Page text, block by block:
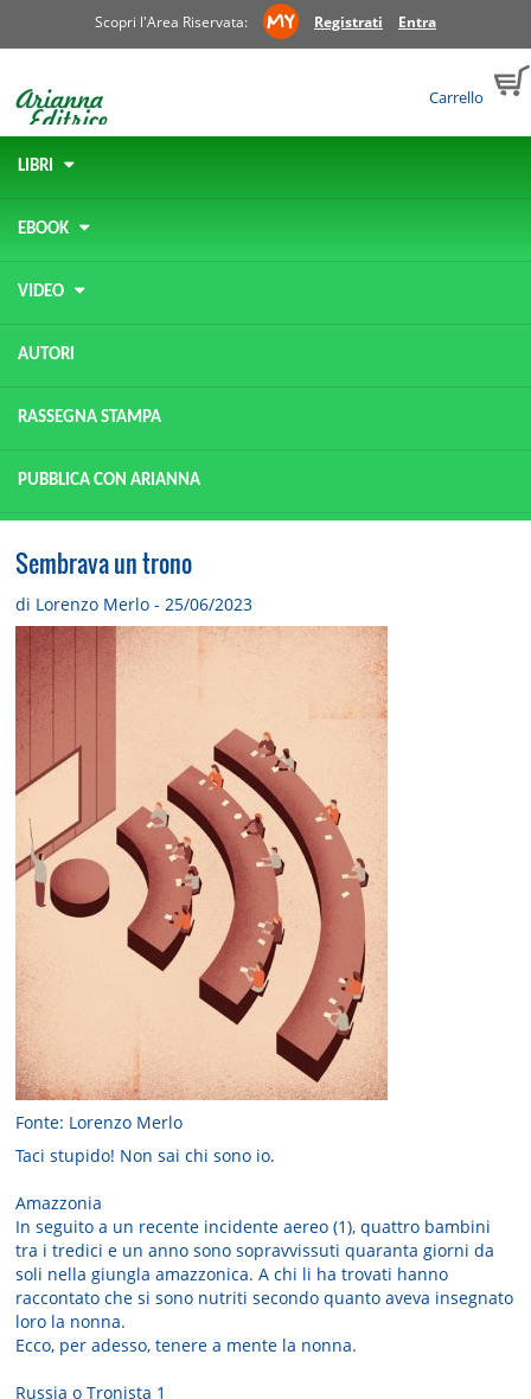
Scopri l'Area Riservata: Registrati Entra
Carrello
LIBRI
EBOOK
VIDEO
AUTORI
RASSEGNA STAMPA
PUBBLICA CON ARIANNA
Sembrava un trono
di Lorenzo Merlo - 25/06/2023
Fonte: Lorenzo Merlo
Taci stupido! Non sai chi sono io.
Amazzonia
In seguito a un recente incidente aereo (1), quattro bambini
tra i tredici e un anno sono sopravvissuti quaranta giorni da
soli nella giungla amazzonica. A chi li ha trovati hanno
raccontato che si sono nutriti secondo quanto aveva insegnato
loro la nonna.
Ecco, per adesso, tenere a mente la nonna.
Russia o Tronista 1